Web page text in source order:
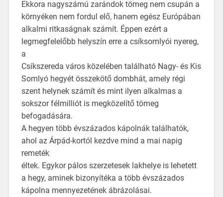
Ekkora nagyszámú zarándok tömeg nem csupán a
környéken nem fordul elő, hanem egész Európában
alkalmi ritkaságnak számít. Éppen ezért a
legmegfelelőbb helyszín erre a csíksomlyói nyereg,
a
Csíkszereda város közelében található Nagy- és Kis
Somlyó hegyét összekötő dombhát, amely régi
szent helynek számít és mint ilyen alkalmas a
sokszor félmilliót is megközelítő tömeg
befogadására.
A hegyen több évszázados kápolnák találhatók,
ahol az Árpád-kortól kezdve mind a mai napig
remeték
éltek. Egykor pálos szerzetesek lakhelye is lehetett
a hegy, aminek bizonyítéka a több évszázados
kápolna mennyezetének ábrázolásai.